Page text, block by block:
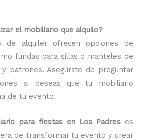
el mobiliario que alquilo?
de alquiler ofrecen opciones de
fundas para sillas o manteles de
patrones. Asegúrate de preguntar
si deseas que tu mobiliario
de tu evento.
para fiestas en Los Padres es
de transformar tu evento y crear